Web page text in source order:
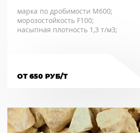
марка по дробимости М600;
морозостойкость F100;
насыпная плотность 1,3 т/м3;
ОТ 650 РУБ/Т